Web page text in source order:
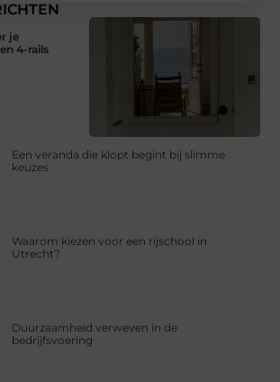
je
4-rails
Een veranda die klopt begint bij slimme
keuzes
Waarom kiezen voor een rijschool in
Utrecht?
Duurzaamheid verweven in de
bedrijfsvoering